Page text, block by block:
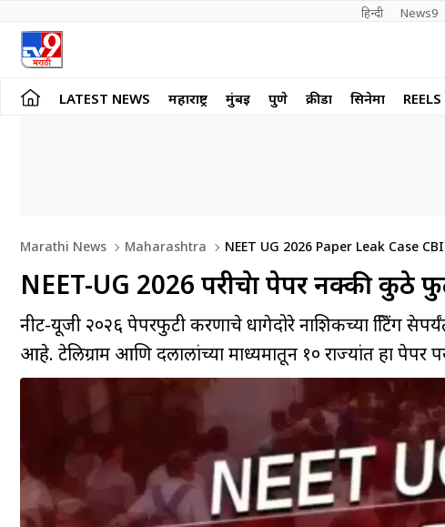
हिन्दी News9
LATEST NEWS महाराष्ट्र मुंबई पुणे क्रीडा सिनेमा REELS
Marathi News Maharashtra NEET UG 2026 Paper Leak Case
NEET-UG 2026 परीक्षेचा पेपर नक्की
नीट-यूजी २०२६ पेपरफुटी प्रकरणाचे धागेदोरे नाशिकच्या
आहे. टेलिग्राम आणि दलालांच्या माध्यमातून १० राज्यांत हा